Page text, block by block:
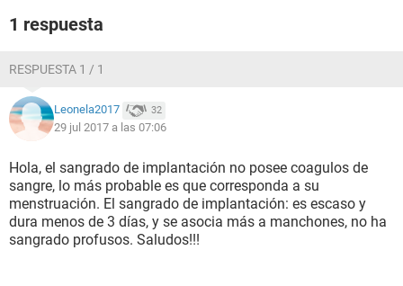
1 respuesta
RESPUESTA 1 / 1
Leonela2017 32
29 jul 2017 a las 07:06
Hola, el sangrado de implantación no posee coagulos de
sangre, lo más probable es que corresponda a su
menstruación. El sangrado de implantación: es escaso y
dura menos de 3 días, y se asocia más a manchones, no ha
sangrado profusos. Saludos!!!